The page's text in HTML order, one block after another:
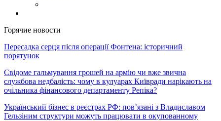
Горячие новости
Пересадка серця після операції Фонтена: історичний
порятунок
Свідоме гальмування грошей на армію чи вже звична
службова недбалість: чому в кулуарах Київради нарікають на
очільника фінансового департаменту Репіка?
Український бізнес в реєстрах РФ: пов’язані з Владиславом
Гельзіним структури можуть працювати в окупованному